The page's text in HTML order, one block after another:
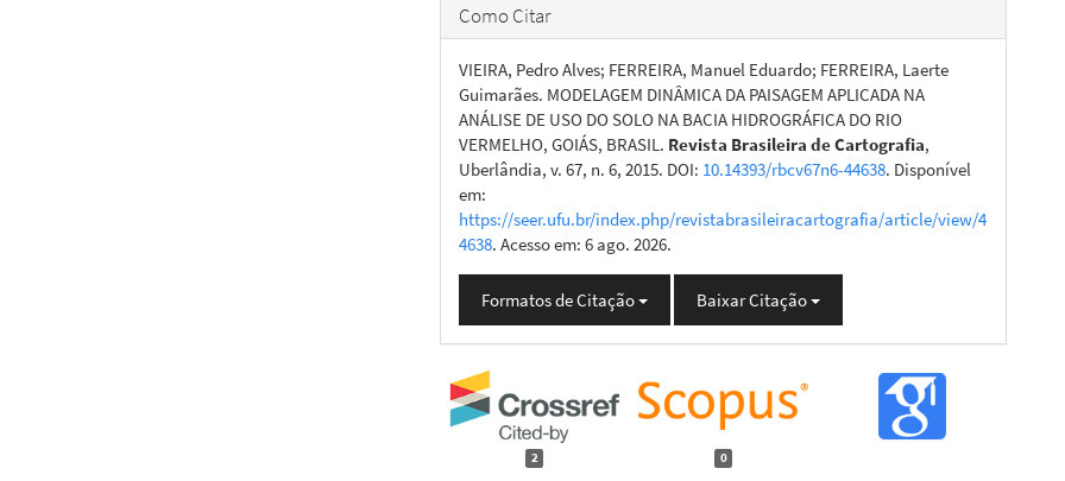
Como Citar
VIEIRA, Pedro Alves; FERREIRA, Manuel Eduardo; FERREIRA, Laerte
Guimarães. MODELAGEM DINÂMICA DA PAISAGEM APLICADA NA
ANÁLISE DE USO DO SOLO NA BACIA HIDROGRÁFICA DO RIO
VERMELHO, GOIÁS, BRASIL. Revista Brasileira de Cartografia,
Uberlândia, v. 67, n. 6, 2015. DOI: 10.14393/rbcv67n6-44638. Disponível
em:
https://seer.ufu.br/index.php/revistabrasileiracartografia/article/view/4
4638. Acesso em: 6 ago. 2026.
Formatos de Citação Baixar Citação
2 0